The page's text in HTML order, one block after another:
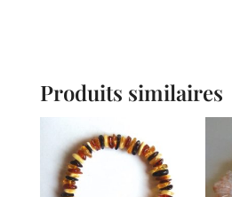
Produits similaires